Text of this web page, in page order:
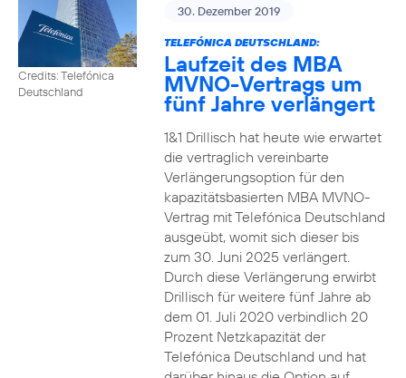
Credits: Telefónica
Deutschland
30. Dezember 2019
TELEFÓNICA DEUTSCHLAND:
Laufzeit des MBA
MVNO-Vertrags um
fünf Jahre verlängert
1&1 Drillisch hat heute wie erwartet
die vertraglich vereinbarte
Verlängerungsoption für den
kapazitätsbasierten MBA MVNO-
Vertrag mit Telefónica Deutschland
ausgeübt, womit sich dieser bis
zum 30. Juni 2025 verlängert.
Durch diese Verlängerung erwirbt
Drillisch für weitere fünf Jahre ab
dem 01. Juli 2020 verbindlich 20
Prozent Netzkapazität der
Telefónica Deutschland und hat